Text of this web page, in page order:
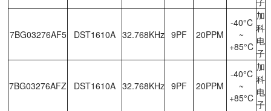
7BG03276AF5 DST1610A 32.768KHz 9PF 20PPM
-40°C
~
+85°C
加
科
电
子
7BG03276AFZ DST1610A 32.768KHz 9PF 20PPM
-40°C
~
+85°C
加
科
电
子